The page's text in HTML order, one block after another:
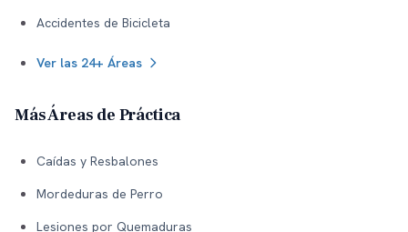
Accidentes de Bicicleta
Ver las 24+ Áreas
Más Áreas de Práctica
Caídas y Resbalones
Mordeduras de Perro
Lesiones por Quemaduras